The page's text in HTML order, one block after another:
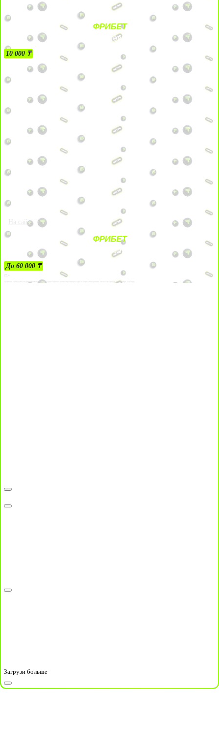
ФРИБЕТ
БЕЗ УСЛОВИЙ
10 000 ₸
На сайт
ФРИБЕТ
ЗА ДЕПОЗИТЫ
До 60 000 ₸
21+
Лицензии №24514359, выданной комитетом индустрии туризма Министерства культуры и спорта Республики Казахстан срок до 27 сентября 2034 года.
Загрузи больше